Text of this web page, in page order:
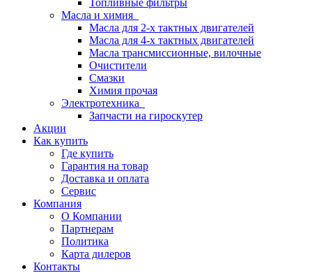
Топливные фильтры
Масла и химия
Масла для 2-х тактных двигателей
Масла для 4-х тактных двигателей
Масла трансмиссионные, вилочные
Очистители
Смазки
Химия прочая
Электротехника
Запчасти на гироскутер
Акции
Как купить
Где купить
Гарантия на товар
Доставка и оплата
Сервис
Компания
О Компании
Партнерам
Политика
Карта дилеров
Контакты